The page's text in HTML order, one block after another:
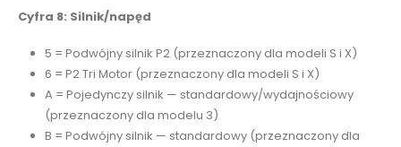
Cyfra 8: Silnik/napęd
5 = Podwójny silnik P2 (przeznaczony dla modeli S i X)
6 = P2 Tri Motor (przeznaczony dla modeli S i X)
A = Pojedynczy silnik — standardowy/wydajnościowy
(przeznaczony dla modelu 3)
B = Podwójny silnik — standardowy (przeznaczony dla